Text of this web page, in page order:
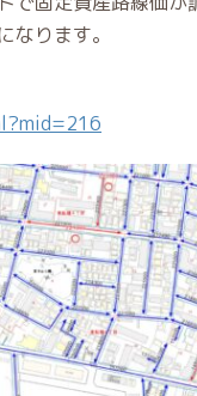
ります。